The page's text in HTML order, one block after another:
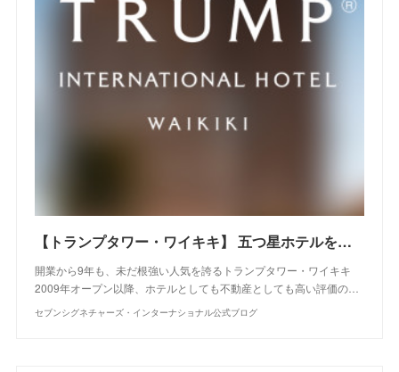
【トランプタワー・ワイキキ】 五つ星ホテルを所有する贅沢
開業から9年も、未だ根強い人気を誇るトランプタワー・ワイキキ
2009年オープン以降、ホテルとしても不動産としても高い評価の…
セブンシグネチャーズ・インターナショナル公式ブログ